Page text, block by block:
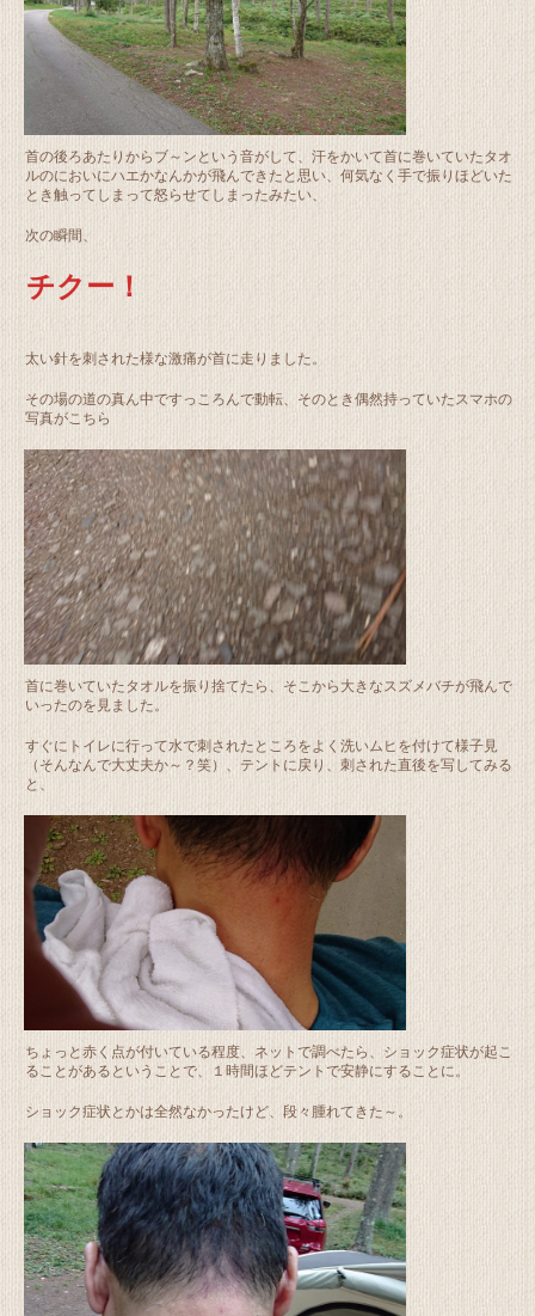
首の後ろあたりからブ～ンという音がして、汗をかいて首に巻いていたタオ
ルのにおいにハエかなんかが飛んできたと思い、何気なく手で振りほどいた
とき触ってしまって怒らせてしまったみたい、
次の瞬間、
チクー！
太い針を刺された様な激痛が首に走りました。
その場の道の真ん中ですっころんで動転、そのとき偶然持っていたスマホの
写真がこちら
首に巻いていたタオルを振り捨てたら、そこから大きなスズメバチが飛んで
いったのを見ました。
すぐにトイレに行って水で刺されたところをよく洗いムヒを付けて様子見
（そんなんで大丈夫か～？笑）、テントに戻り、刺された直後を写してみる
と、
ちょっと赤く点が付いている程度、ネットで調べたら、ショック症状が起こ
ることがあるということで、１時間ほどテントで安静にすることに。
ショック症状とかは全然なかったけど、段々腫れてきた～。